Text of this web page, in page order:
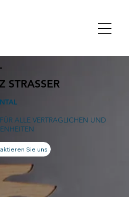
STRASSER
ALLE VERTRAGLICHEN UND
Sie uns